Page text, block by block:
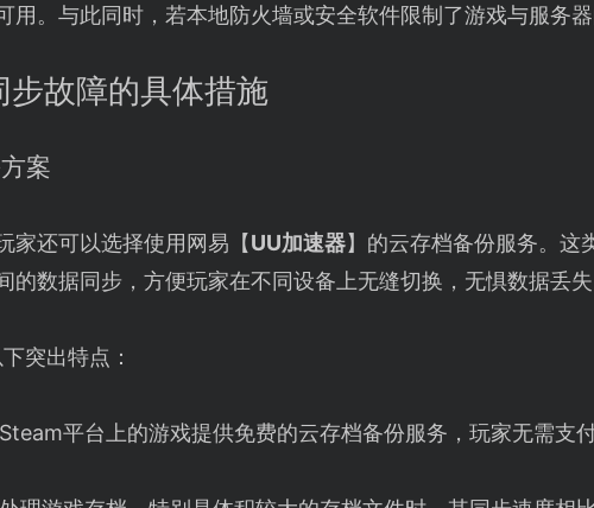
用。与此同时，若本地防火墙或安全软件限制了游戏与服务
故障的具体措施
案
家还可以选择使用网易【UU加速器】的云存档备份服务。这
的数据同步，方便玩家在不同设备上无缝切换，无惧数据丢失
突出特点：
平台上的游戏提供免费的云存档备份服务，玩家无需支